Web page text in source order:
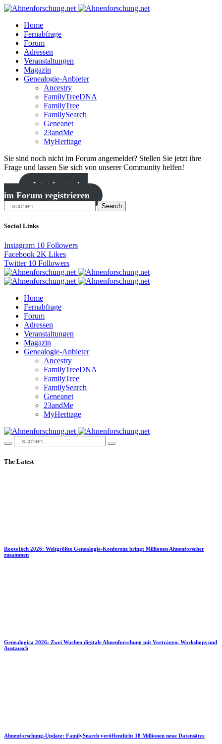
Home
Fernabfrage
Forum
Adressen
Veranstaltungen
Magazin
Genealogie-Anbieter
Ancestry
FamilyTreeDNA
FamilyTree
FamilySearch
Geneanet
23andMe
MyHeritage
Sie sind noch nicht im Forum angemeldet? Stellen Sie jetzt ihre
Frage und lassen Sie sich von unserer Community helfen!
Jetzt kostenlos
im Forum registrieren
Search
Social Links
Instagram 10 Followers
Facebook 2K Likes
Twitter 10 Followers
Home
Fernabfrage
Forum
Adressen
Veranstaltungen
Magazin
Genealogie-Anbieter
Ancestry
FamilyTreeDNA
FamilyTree
FamilySearch
Geneanet
23andMe
MyHeritage
The Latest
RootsTech 2026: Weltgrößte Genealogie-Konferenz bringt Millionen Ahnenforscher
zusammen
Genealogica 2026: Zwei Wochen digitale Ahnenforschung mit Vorträgen, Workshops und
Austausch
Ahnenforschung-Update: FamilySearch veröffentlicht 18 Millionen neue Datensätze